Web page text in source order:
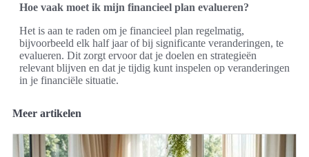
Hoe vaak moet ik mijn financieel plan evalueren?
Het is aan te raden om je financieel plan regelmatig,
bijvoorbeeld elk half jaar of bij significante veranderingen, te
evalueren. Dit zorgt ervoor dat je doelen en strategieën
relevant blijven en dat je tijdig kunt inspelen op veranderingen
in je financiële situatie.
Meer artikelen